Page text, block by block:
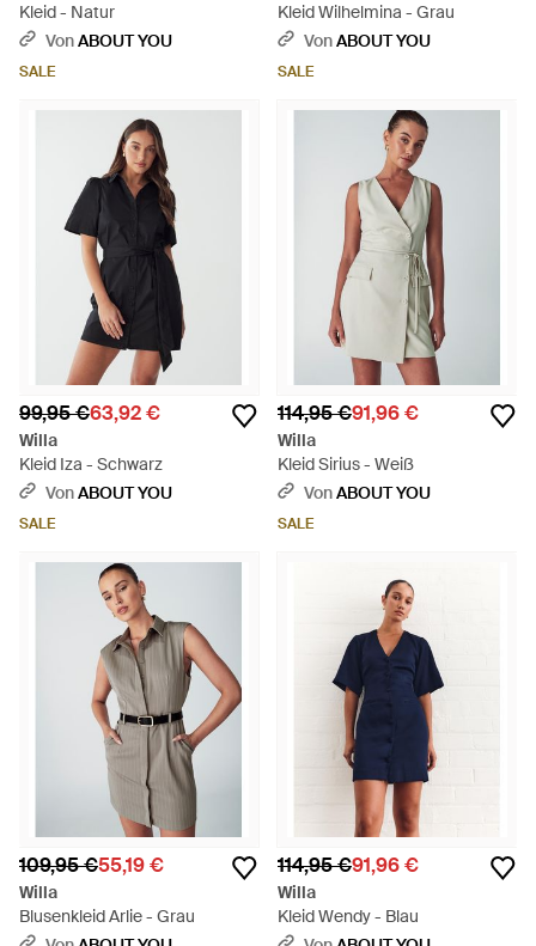
Kleid - Natur
VonABOUT YOU
SALE
Kleid Wilhelmina - Grau
VonABOUT YOU
SALE
99,95 €63,92 €
Willa
Kleid Iza - Schwarz
VonABOUT YOU
SALE
114,95 €91,96 €
Willa
Kleid Sirius - Weiß
VonABOUT YOU
SALE
109,95 €55,19 €
Willa
Blusenkleid Arlie - Grau
114,95 €91,96 €
Willa
Kleid Wendy - Blau